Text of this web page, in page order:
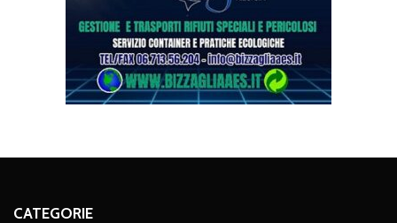
CATEGORIE